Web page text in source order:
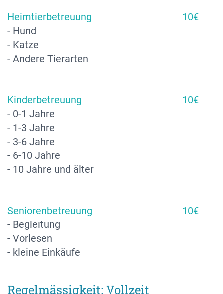
Heimtierbetreuung
- Hund
- Katze
- Andere Tierarten
10€
Kinderbetreuung
- 0-1 Jahre
- 1-3 Jahre
- 3-6 Jahre
- 6-10 Jahre
- 10 Jahre und älter
10€
Seniorenbetreuung
- Begleitung
- Vorlesen
- kleine Einkäufe
10€
Regelmässigkeit: Vollzeit